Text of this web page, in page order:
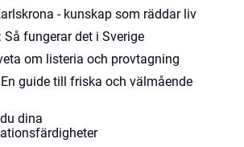
- kunskap som räddar liv
fungerar det i Sverige
om listeria och provtagning
guide till friska och välmående
dina